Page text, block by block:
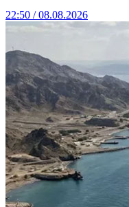
22:50 / 08.08.2026